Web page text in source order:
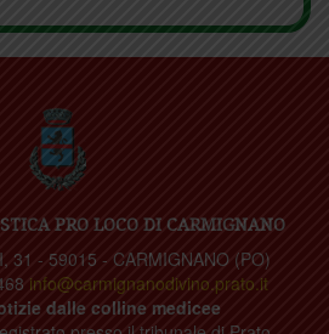
PRO LOCO DI CARMIGNANO
31 - 59015 - CARMIGNANO (PO)
info@carmignanodivino.prato.it
dalle colline medicee